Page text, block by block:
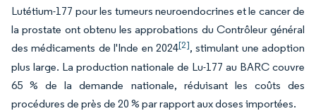
Lutétium-177 pour les tumeurs neuroendocrines et le cancer de
la prostate ont obtenu les approbations du Contrôleur général
des médicaments de l'Inde en 2024[2], stimulant une adoption
plus large. La production nationale de Lu-177 au BARC couvre
65 % de la demande nationale, réduisant les coûts des
procédures de près de 20 % par rapport aux doses importées.